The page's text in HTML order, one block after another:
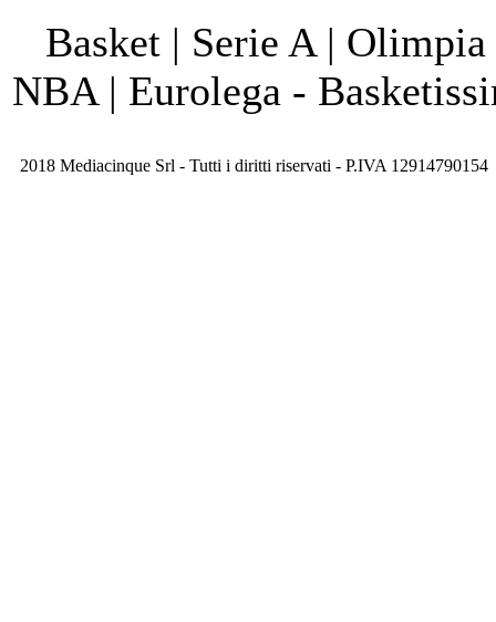
Basket | Serie A |
NBA | Eurolega -
2018 Mediacinque Srl - Tutti i diritti riservati - P.IVA 12914790154